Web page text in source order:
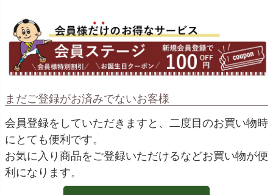
まだご登録がお済みでないお客様
会員登録をしていただきますと、二度目のお買い物時
にとても便利です。
お気に入り商品をご登録いただけるなどお買い物が便
利になります。